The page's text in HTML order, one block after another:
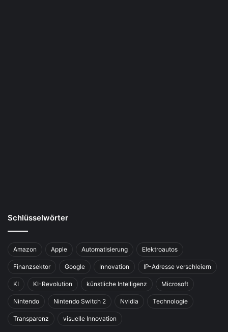
Schlüsselwörter
Amazon Apple Automatisierung Elektroautos
Finanzsektor Google Innovation IP-Adresse verschleiern
KI KI-Revolution künstliche Intelligenz Microsoft
Nintendo Nintendo Switch 2 Nvidia Technologie
Transparenz visuelle Innovation